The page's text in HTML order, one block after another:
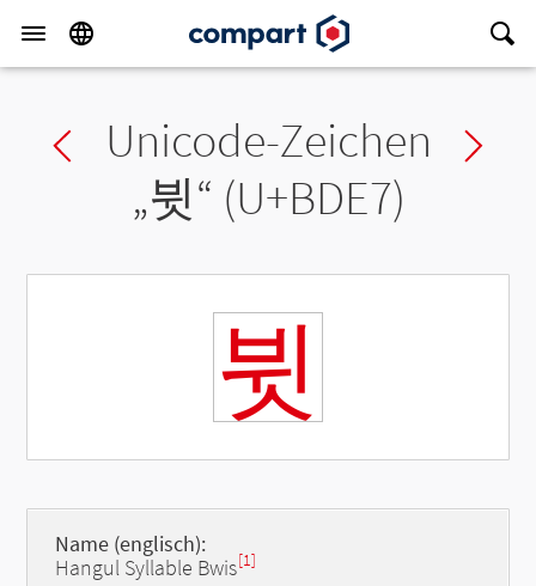
Previous char
Unicode-Zeichen
„뷧“ (U+BDE7)
뷧
Name (englisch):
Hangul Syllable Bwis[1]